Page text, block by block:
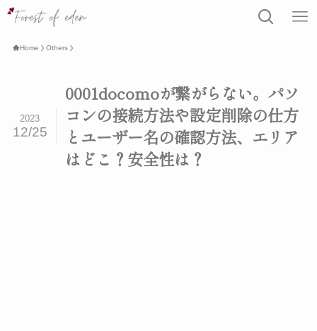
Home Others
0001docomoが繋がらない。パソ
コンの接続方法や設定削除の仕方
とユーザー名の確認方法、エリア
はどこ？安全性は？
2023
12/25